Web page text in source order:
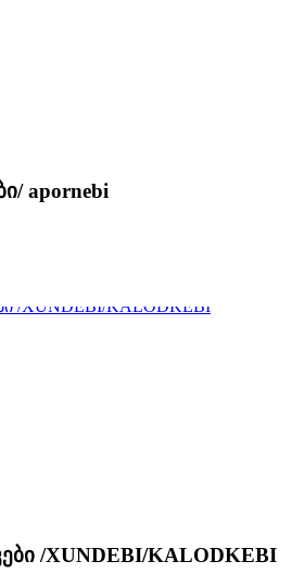
apornebi
/XUNDEBI/KALODKEBI